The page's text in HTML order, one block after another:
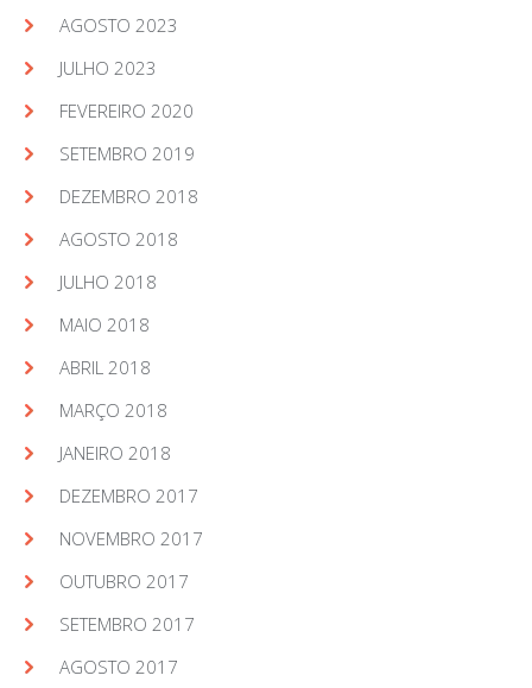
AGOSTO 2023
JULHO 2023
FEVEREIRO 2020
SETEMBRO 2019
DEZEMBRO 2018
AGOSTO 2018
JULHO 2018
MAIO 2018
ABRIL 2018
MARÇO 2018
JANEIRO 2018
DEZEMBRO 2017
NOVEMBRO 2017
OUTUBRO 2017
SETEMBRO 2017
AGOSTO 2017